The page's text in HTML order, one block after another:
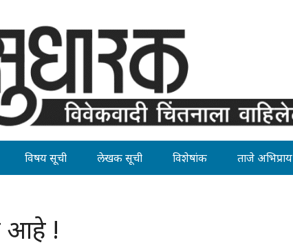
विषय सूची लेखक सूची विशेषांक ताजे अभिप्राय
आहे !